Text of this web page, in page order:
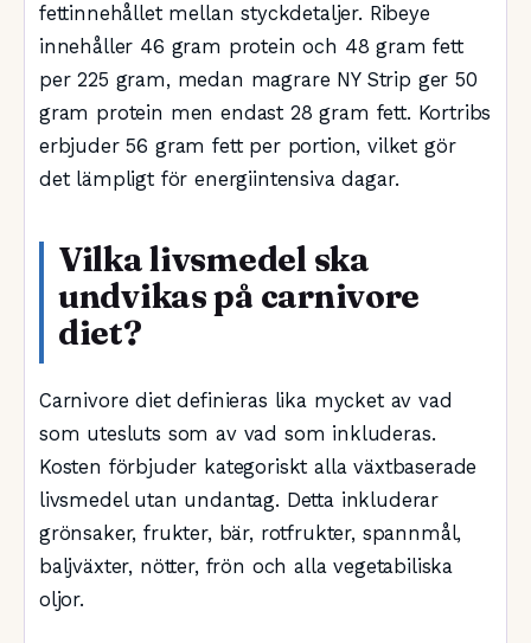
fettinnehållet mellan styckdetaljer. Ribeye
innehåller 46 gram protein och 48 gram fett
per 225 gram, medan magrare NY Strip ger 50
gram protein men endast 28 gram fett. Kortribs
erbjuder 56 gram fett per portion, vilket gör
det lämpligt för energiintensiva dagar.
Vilka livsmedel ska
undvikas på carnivore
diet?
Carnivore diet definieras lika mycket av vad
som utesluts som av vad som inkluderas.
Kosten förbjuder kategoriskt alla växtbaserade
livsmedel utan undantag. Detta inkluderar
grönsaker, frukter, bär, rotfrukter, spannmål,
baljväxter, nötter, frön och alla vegetabiliska
oljor.